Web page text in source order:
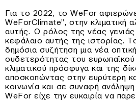
Για το 2022, το WeFor
WeForClimate”, στην κλιματική
αυτής. Ο ρόλος της νέας γενιάς
κεφάλαιο αυτής της ιστορίας.
δημόσια συζήτηση μια νέα
ουδετερότητας του
κλιματικού πρόσφυγα και της
αποσκοπώντας στην ευρύτερη
κοινωνία και σε συναφή
WeFor είχε την ευκαιρία να